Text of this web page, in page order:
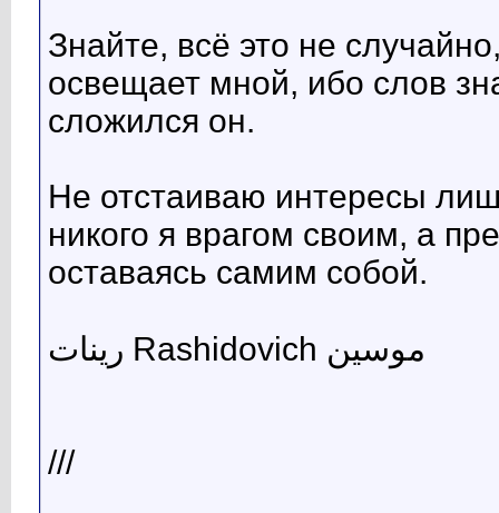
Знайте, всё это не
освещает мной, ибо слов
сложился он.
Не отстаиваю интересы
никого я врагом своим, а
оставаясь самим собой.
رينات Rashidovich موسين
///